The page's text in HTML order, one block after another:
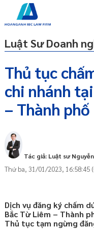
Luật Sư Doanh
Thủ tục
chi nhánh
– Thành
Tác giả: Luật sư
Thứ ba, 31/01/2023, 16:58:45
Dịch vụ đăng ký chấm
Bắc Từ Liêm – Thành
Thủ tục tạm ngừng
hoạt
phí qua zalo
sư trực tuyến online
ty/doanh nghiệp
gói
phí qua zalo
sư trực tuyến online
ty/doanh nghiệp
gói